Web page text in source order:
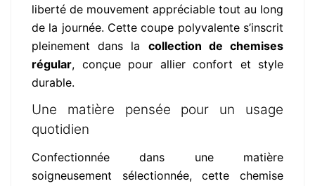
liberté de mouvement appréciable tout au long
de la journée. Cette coupe polyvalente s’inscrit
pleinement dans la collection de chemises
régular, conçue pour allier confort et style
durable.
Une matière pensée pour un usage
quotidien
Confectionnée dans une matière
soigneusement sélectionnée, cette chemise